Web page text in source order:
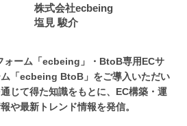
株式会社ecbeing
塩見 駿介
ォーム「ecbeing」・BtoB専用ECサ
「ecbeing BtoB」をご導入いただい
じて得た知識をもとに、EC構築・運
や最新トレンド情報を発信。